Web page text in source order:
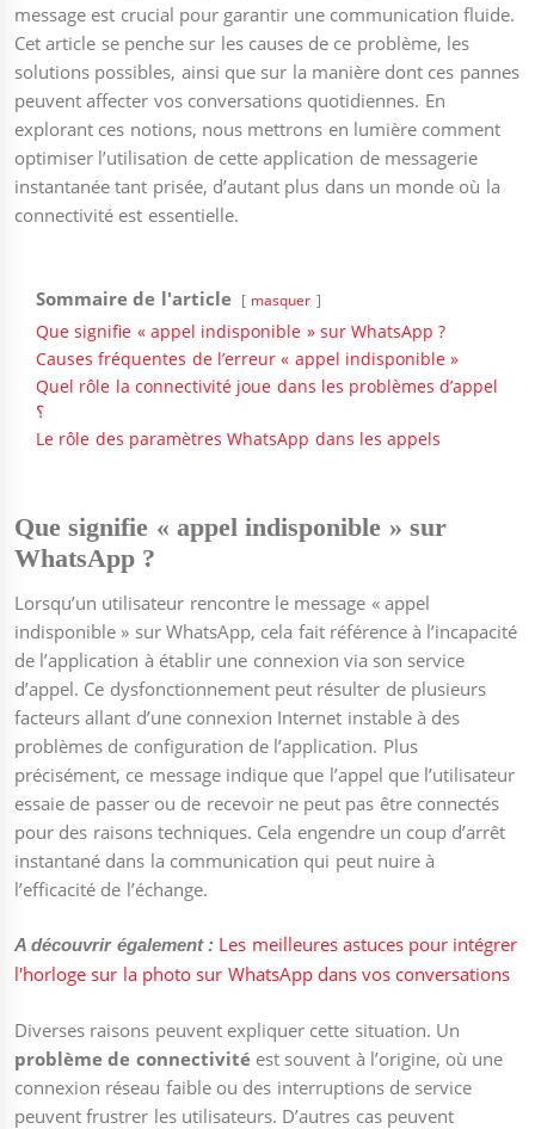
message est crucial pour garantir une communication fluide.
Cet article se penche sur les causes de ce problème, les
solutions possibles, ainsi que sur la manière dont ces pannes
peuvent affecter vos conversations quotidiennes. En
explorant ces notions, nous mettrons en lumière comment
optimiser l’utilisation de cette application de messagerie
instantanée tant prisée, d’autant plus dans un monde où la
connectivité est essentielle.
Sommaire de l'article masquer
Que signifie « appel indisponible » sur WhatsApp ?
Causes fréquentes de l’erreur « appel indisponible »
Quel rôle la connectivité joue dans les problèmes d’appel
؟
Le rôle des paramètres WhatsApp dans les appels
Que signifie « appel indisponible » sur
WhatsApp ?
Lorsqu’un utilisateur rencontre le message « appel
indisponible » sur WhatsApp, cela fait référence à l’incapacité
de l’application à établir une connexion via son service
d’appel. Ce dysfonctionnement peut résulter de plusieurs
facteurs allant d’une connexion Internet instable à des
problèmes de configuration de l’application. Plus
précisément, ce message indique que l’appel que l’utilisateur
essaie de passer ou de recevoir ne peut pas être connectés
pour des raisons techniques. Cela engendre un coup d’arrêt
instantané dans la communication qui peut nuire à
l’efficacité de l’échange.
A découvrir également : Les meilleures astuces pour intégrer
l'horloge sur la photo sur WhatsApp dans vos conversations
Diverses raisons peuvent expliquer cette situation. Un
problème de connectivitéest souvent à l’origine, où une
connexion réseau faible ou des interruptions de service
peuvent frustrer les utilisateurs. D’autres cas peuvent